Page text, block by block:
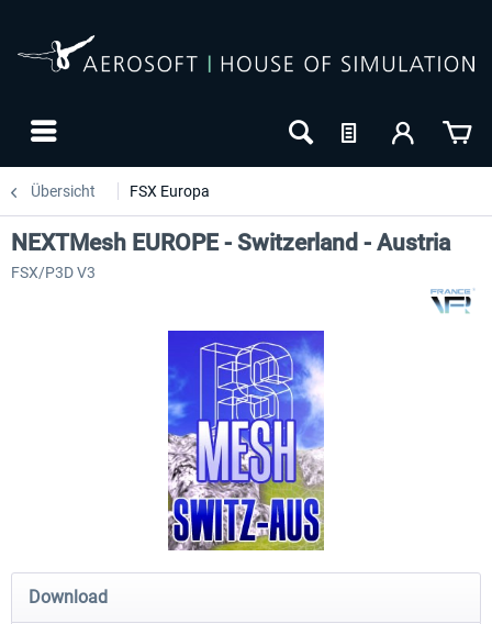
Übersicht FSX Europa
Mega Airport Frankfurt V2.0 Mega Airport Berlin
NEXTMesh EUROPE - Switzerland - Austria
FSX/P3D V3
Download